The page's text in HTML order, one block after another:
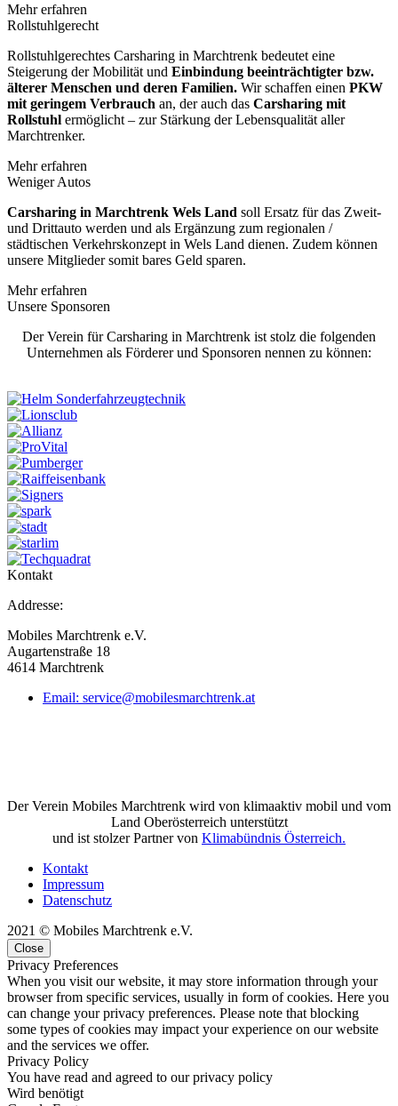
Mehr erfahren
Rollstuhlgerecht
Rollstuhlgerechtes Carsharing in Marchtrenk bedeutet eine
Steigerung der Mobilität und Einbindung beeinträchtigter bzw.
älterer Menschen und deren Familien. Wir schaffen einen PKW
mit geringem Verbrauch an, der auch das Carsharing mit
Rollstuhl ermöglicht – zur Stärkung der Lebensqualität aller
Marchtrenker.
Mehr erfahren
Weniger Autos
Carsharing in Marchtrenk Wels Land soll Ersatz für das Zweit-
und Drittauto werden und als Ergänzung zum regionalen /
städtischen Verkehrskonzept in Wels Land dienen. Zudem können
unsere Mitglieder somit bares Geld sparen.
Mehr erfahren
Unsere Sponsoren
Der Verein für Carsharing in Marchtrenk ist stolz die folgenden
Unternehmen als Förderer und Sponsoren nennen zu können:
Kontakt
Addresse:
Mobiles Marchtrenk e.V.
Augartenstraße 18
4614 Marchtrenk
Email: service@mobilesmarchtrenk.at
Der Verein Mobiles Marchtrenk wird von klimaaktiv mobil und vom
Land Oberösterreich unterstützt
und ist stolzer Partner von Klimabündnis Österreich.
Kontakt
Impressum
Datenschutz
2021 © Mobiles Marchtrenk e.V.
Close
Privacy Preferences
When you visit our website, it may store information through your
browser from specific services, usually in form of cookies. Here you
can change your privacy preferences. Please note that blocking
some types of cookies may impact your experience on our website
and the services we offer.
Privacy Policy
You have read and agreed to our privacy policy
Wird benötigt